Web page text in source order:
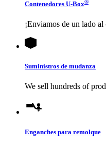
Contenedores U-Box
¡Enviamos de un lado
Suministros de mudanza
We sell hundreds of
Enganches para remolque